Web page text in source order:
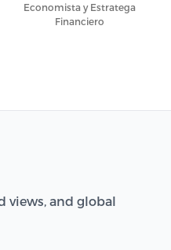
Economista y Estratega
Financiero
views, and global